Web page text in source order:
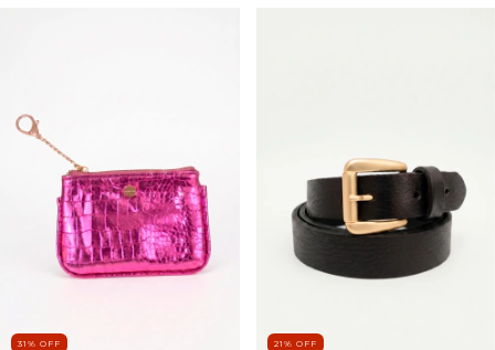
31 % OFF 21 % OFF